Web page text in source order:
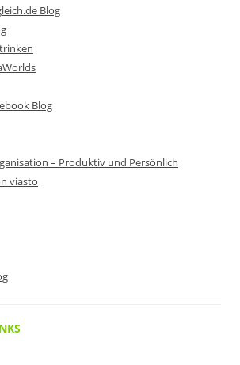
Blog
Blog
– Produktiv und Persönlich
viasto